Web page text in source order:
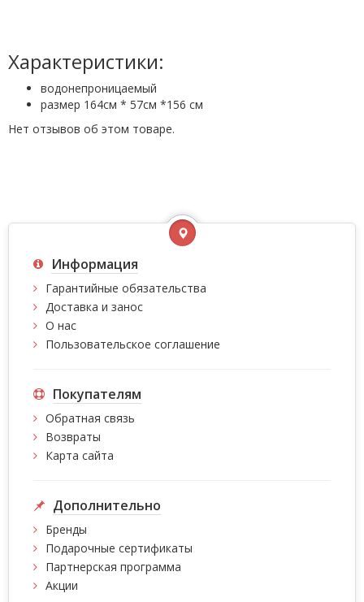
Характеристики:
водонепроницаемый
размер 164см * 57см *156 см
Нет отзывов об этом товаре.
Информация
Гарантийные обязательства
Доставка и занос
О нас
Пользовательское соглашение
Покупателям
Обратная связь
Возвраты
Карта сайта
Дополнительно
Бренды
Подарочные сертификаты
Партнерская программа
Акции